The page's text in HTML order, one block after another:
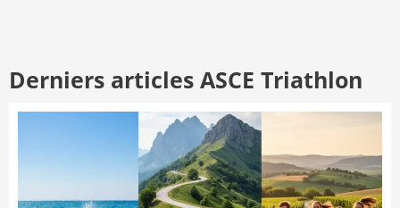
Derniers articles ASCE Triathlon